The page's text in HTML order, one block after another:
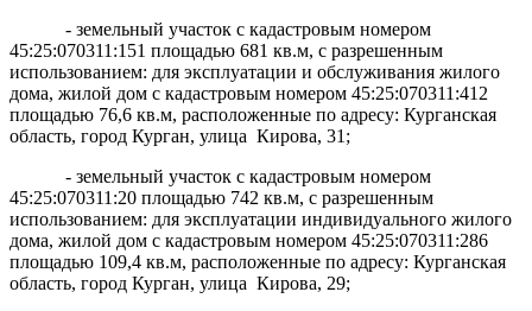
- земельный участок с кадастровым номером
45:25:070311:151 площадью 681 кв.м, с разрешенным
использованием: для эксплуатации и обслуживания жилого
дома, жилой дом с кадастровым номером 45:25:070311:412
площадью 76,6 кв.м, расположенные по адресу: Курганская
область, город Курган, улица Кирова, 31;
- земельный участок с кадастровым номером
45:25:070311:20 площадью 742 кв.м, с разрешенным
использованием: для эксплуатации индивидуального жилого
дома, жилой дом с кадастровым номером 45:25:070311:286
площадью 109,4 кв.м, расположенные по адресу: Курганская
область, город Курган, улица Кирова, 29;